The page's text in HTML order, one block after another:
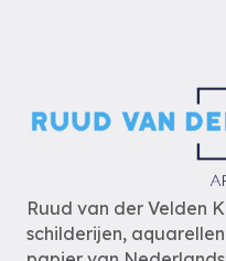
Ruud van der Velden
schilderijen,